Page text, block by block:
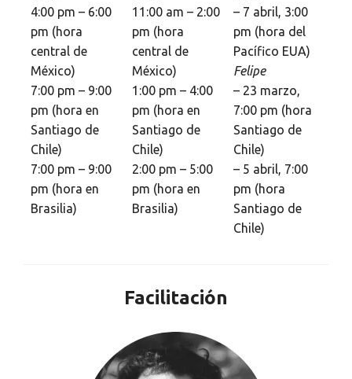
4:00 pm – 6:00
pm (hora
central de
México)
7:00 pm – 9:00
pm (hora en
Santiago de
Chile)
7:00 pm – 9:00
pm (hora en
Brasilia)
11:00 am – 2:00
pm (hora
central de
México)
1:00 pm – 4:00
pm (hora en
Santiago de
Chile)
2:00 pm – 5:00
pm (hora en
Brasilia)
– 7 abril, 3:00
pm (hora del
Pacífico EUA)
Felipe
– 23 marzo,
7:00 pm (hora
Santiago de
Chile)
– 5 abril, 7:00
pm (hora
Santiago de
Chile)
Facilitación